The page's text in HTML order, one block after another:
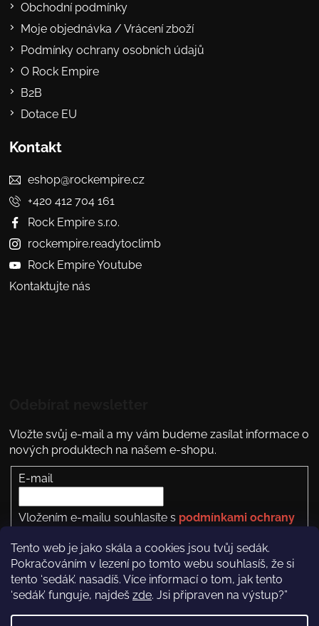
Tento web je jako skála a cookies jsou tvůj sedák.
Pokračováním v lezení po tomto webu souhlasíš, že si
tento ‘sedák’. nasadíš. Více informací o tom, jak tento
‘sedák’ funguje, najdeš zde. Jsi připraven na výstup?”
Obchodní podmínky
Moje objednávka / Vrácení zboží
Podmínky ochrany osobních údajů
O Rock Empire
B2B
Dotace EU
Kontakt
eshop@rockempire.cz
+420 412 704 161
Rock Empire s.r.o.
rockempire.readytoclimb
Rock Empire Youtube
Kontaktujte nás
Vložte svůj e-mail a my vám budeme zasílat informace o
nových produktech na našem e-shopu.
E-mail
Vložením e-mailu souhlasíte s podmínkami ochrany
PŘIHLÁSIT SE